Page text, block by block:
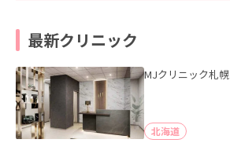
最新クリニック
MJクリニック札幌
北海道